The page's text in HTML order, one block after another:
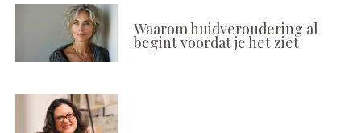
Waarom huidveroudering al
begint voordat je het ziet